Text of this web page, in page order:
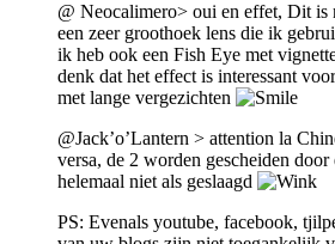
@ Neocalimero> oui en effet, Dit is
een zeer groothoek lens die ik
ik heb ook een Fish Eye met
denk dat het effect is interessant
met lange vergezichten
@Jack’o’Lantern > attention la
versa, de 2 worden gescheiden door
helemaal niet als geslaagd
PS: Evenals youtube, facebook,